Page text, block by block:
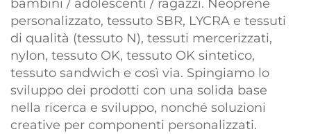
bambini / adolescenti / ragazzi. Neoprene
personalizzato, tessuto SBR, LYCRA e tessuti
di qualità (tessuto N), tessuti mercerizzati,
nylon, tessuto OK, tessuto OK sintetico,
tessuto sandwich e così via. Spingiamo lo
sviluppo dei prodotti con una solida base
nella ricerca e sviluppo, nonché soluzioni
creative per componenti personalizzati.